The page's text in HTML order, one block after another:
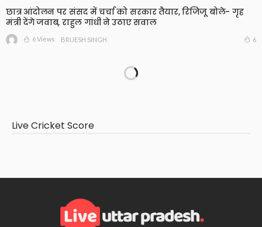
छात्र आंदोलन पर संसद में चर्चा को सरकार तैयार, रिजिजू बोले- गृह
मंत्री देंगे जवाब, राहुल गांधी ने उठाए सवाल
6 Views BRIJESH SINGH 6
Live Cricket Score